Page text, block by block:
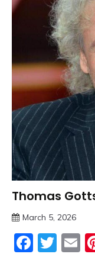
Trends
Thomas
March 5, 2026